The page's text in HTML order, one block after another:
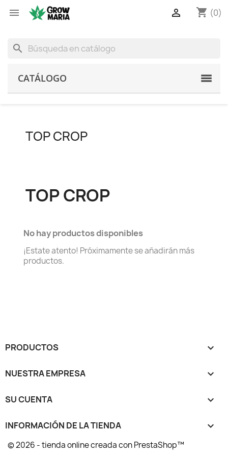
 shopping_cart (0)

search
CATÁLOGO
TOP CROP
TOP CROP
No hay productos disponibles
¡Estate atento! Próximamente se añadirán más
productos.
PRODUCTOS 
NUESTRA EMPRESA 
SU CUENTA 
INFORMACIÓN DE LA TIENDA keyboard_arrow_down
© 2026 - tienda online creada con PrestaShop™